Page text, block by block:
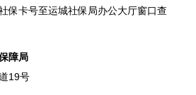
保卡号至运城社保局办公大厅窗口查
障局
19号